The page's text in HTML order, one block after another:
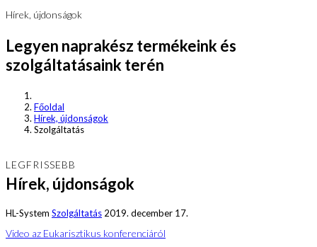
Hírek, újdonságok
Legyen naprakész termékeink és
szolgáltatásaink terén
Főoldal
Hírek, újdonságok
Szolgáltatás
LEGFRISSEBB
Hírek, újdonságok
HL-System Szolgáltatás 2019. december 17.
Video az Eukarisztikus konferenciáról